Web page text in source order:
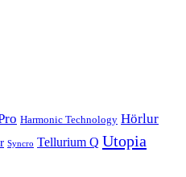
Harmonic Technology Hörlur
Syncro Tellurium Q Utopia